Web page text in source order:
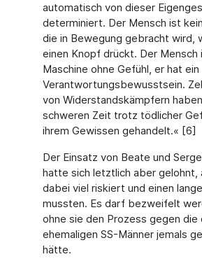
automatisch von dieser
determiniert. Der Mensch ist
die in Bewegung gebracht wird,
einen Knopf drückt. Der Mensch
Maschine ohne Gefühl, er hat ein
Verantwortungsbewusstsein.
von Widerstandskämpfern
schweren Zeit trotz tödlicher
ihrem Gewissen gehandelt.« [6]
Der Einsatz von Beate und
hatte sich letztlich aber gelohnt,
dabei viel riskiert und einen
mussten. Es darf bezweifelt
ohne sie den Prozess gegen die
ehemaligen SS-Männer jemals
hätte.